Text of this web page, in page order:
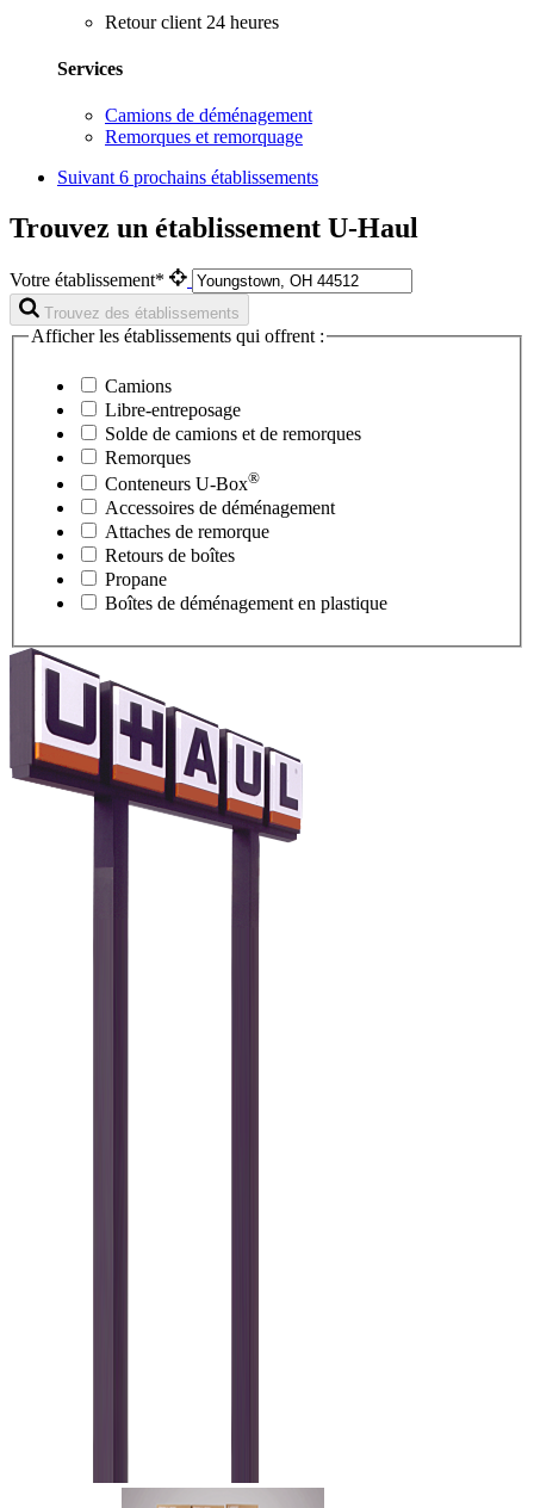
Retour client 24 heures
Services
Camions de déménagement
Remorques et remorquage
Suivant 6 prochains établissements
Trouvez un établissement U-Haul
Votre établissement*
Trouvez des établissements
Afficher les établissements qui offrent :
Camions
Libre-entreposage
Solde de camions et de remorques
Remorques
Conteneurs U-Box®
Accessoires de déménagement
Attaches de remorque
Retours de boîtes
Propane
Boîtes de déménagement en plastique